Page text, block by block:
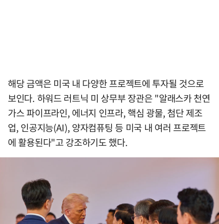
해당 금액은 미국 내 다양한 프로젝트에 투자될 것으로
보인다. 하워드 러트닉 미 상무부 장관은 "알래스카 천연
가스 파이프라인, 에너지 인프라, 핵심 광물, 첨단 제조
업, 인공지능(AI), 양자컴퓨팅 등 미국 내 여러 프로젝트
에 활용된다"고 강조하기도 했다.